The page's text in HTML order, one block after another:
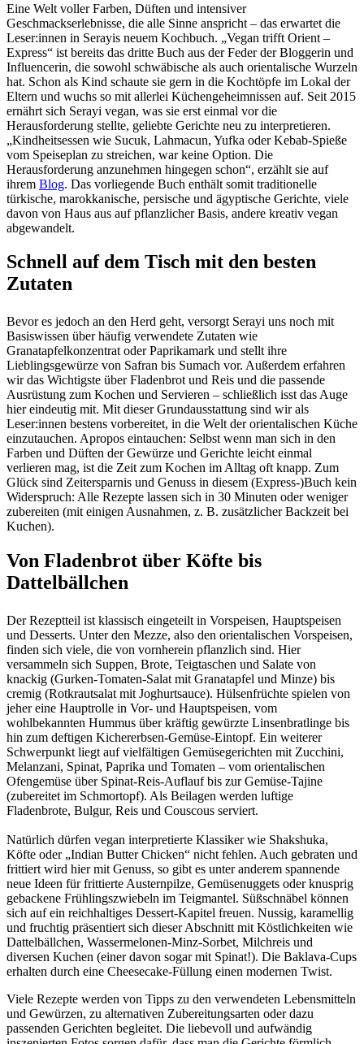
Eine Welt voller Farben, Düften und intensiver
Geschmackserlebnisse, die alle Sinne anspricht – das erwartet die
Leser:innen in Serayis neuem Kochbuch. „Vegan trifft Orient –
Express“ ist bereits das dritte Buch aus der Feder der Bloggerin und
Influencerin, die sowohl schwäbische als auch orientalische Wurzeln
hat. Schon als Kind schaute sie gern in die Kochtöpfe im Lokal der
Eltern und wuchs so mit allerlei Küchengeheimnissen auf. Seit 2015
ernährt sich Serayi vegan, was sie erst einmal vor die
Herausforderung stellte, geliebte Gerichte neu zu interpretieren.
„Kindheitsessen wie Sucuk, Lahmacun, Yufka oder Kebab-Spieße
vom Speiseplan zu streichen, war keine Option. Die
Herausforderung anzunehmen hingegen schon“, erzählt sie auf
ihrem Blog. Das vorliegende Buch enthält somit traditionelle
türkische, marokkanische, persische und ägyptische Gerichte, viele
davon von Haus aus auf pflanzlicher Basis, andere kreativ vegan
abgewandelt.
Schnell auf dem Tisch mit den besten
Zutaten
Bevor es jedoch an den Herd geht, versorgt Serayi uns noch mit
Basiswissen über häufig verwendete Zutaten wie
Granatapfelkonzentrat oder Paprikamark und stellt ihre
Lieblingsgewürze von Safran bis Sumach vor. Außerdem erfahren
wir das Wichtigste über Fladenbrot und Reis und die passende
Ausrüstung zum Kochen und Servieren – schließlich isst das Auge
hier eindeutig mit. Mit dieser Grundausstattung sind wir als
Leser:innen bestens vorbereitet, in die Welt der orientalischen Küche
einzutauchen. Apropos eintauchen: Selbst wenn man sich in den
Farben und Düften der Gewürze und Gerichte leicht einmal
verlieren mag, ist die Zeit zum Kochen im Alltag oft knapp. Zum
Glück sind Zeitersparnis und Genuss in diesem (Express-)Buch kein
Widerspruch: Alle Rezepte lassen sich in 30 Minuten oder weniger
zubereiten (mit einigen Ausnahmen, z. B. zusätzlicher Backzeit bei
Kuchen).
Von Fladenbrot über Köfte bis
Dattelbällchen
Der Rezeptteil ist klassisch eingeteilt in Vorspeisen, Hauptspeisen
und Desserts. Unter den Mezze, also den orientalischen Vorspeisen,
finden sich viele, die von vornherein pflanzlich sind. Hier
versammeln sich Suppen, Brote, Teigtaschen und Salate von
knackig (Gurken-Tomaten-Salat mit Granatapfel und Minze) bis
cremig (Rotkrautsalat mit Joghurtsauce). Hülsenfrüchte spielen von
jeher eine Hauptrolle in Vor- und Hauptspeisen, vom
wohlbekannten Hummus über kräftig gewürzte Linsenbratlinge bis
hin zum deftigen Kichererbsen-Gemüse-Eintopf. Ein weiterer
Schwerpunkt liegt auf vielfältigen Gemüsegerichten mit Zucchini,
Melanzani, Spinat, Paprika und Tomaten – vom orientalischen
Ofengemüse über Spinat-Reis-Auflauf bis zur Gemüse-Tajine
(zubereitet im Schmortopf). Als Beilagen werden luftige
Fladenbrote, Bulgur, Reis und Couscous serviert.
Natürlich dürfen vegan interpretierte Klassiker wie Shakshuka,
Köfte oder „Indian Butter Chicken“ nicht fehlen. Auch gebraten und
frittiert wird hier mit Genuss, so gibt es unter anderem spannende
neue Ideen für frittierte Austernpilze, Gemüsenuggets oder knusprig
gebackene Frühlingszwiebeln im Teigmantel. Süßschnäbel können
sich auf ein reichhaltiges Dessert-Kapitel freuen. Nussig, karamellig
und fruchtig präsentiert sich dieser Abschnitt mit Köstlichkeiten wie
Dattelbällchen, Wassermelonen-Minz-Sorbet, Milchreis und
diversen Kuchen (einer davon sogar mit Spinat!). Die Baklava-Cups
erhalten durch eine Cheesecake-Füllung einen modernen Twist.
Viele Rezepte werden von Tipps zu den verwendeten Lebensmitteln
und Gewürzen, zu alternativen Zubereitungsarten oder dazu
passenden Gerichten begleitet. Die liebevoll und aufwändig